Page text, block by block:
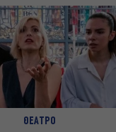
ΘΕΑΤΡΟ